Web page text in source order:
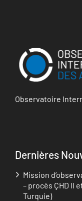
Observatoire
Dernières
Mission
– procès ÇHD II
Turquie)